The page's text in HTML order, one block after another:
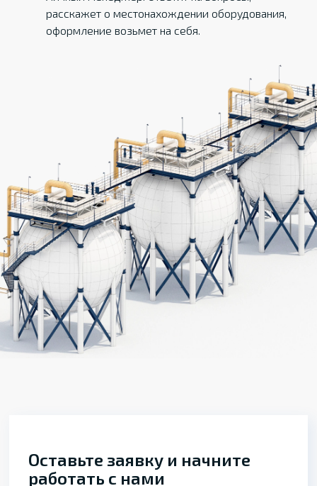
расскажет о местонахождении оборудования,
оформление возьмет на себя.
Оставьте заявку и начните
работать с нами